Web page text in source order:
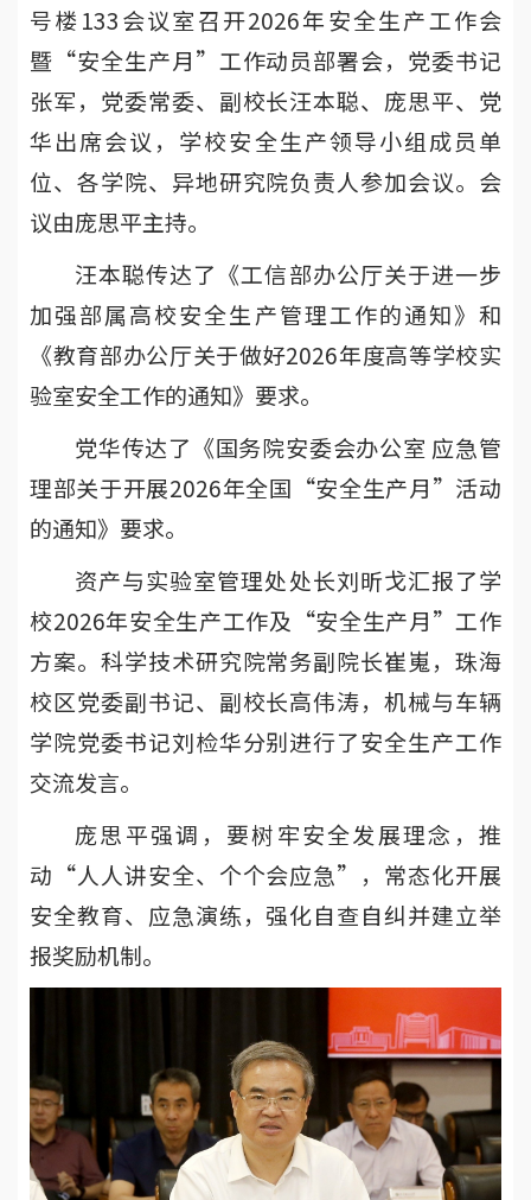
号楼133会议室召开2026年安全生产工作会
暨“安全生产月”工作动员部署会，党委书记
张军，党委常委、副校长汪本聪、庞思平、党
华出席会议，学校安全生产领导小组成员单
位、各学院、异地研究院负责人参加会议。会
议由庞思平主持。
汪本聪传达了《工信部办公厅关于进一步
加强部属高校安全生产管理工作的通知》和
《教育部办公厅关于做好2026年度高等学校实
验室安全工作的通知》要求。
党华传达了《国务院安委会办公室 应急管
理部关于开展2026年全国“安全生产月”活动
的通知》要求。
资产与实验室管理处处长刘昕戈汇报了学
校2026年安全生产工作及“安全生产月”工作
方案。科学技术研究院常务副院长崔嵬，珠海
校区党委副书记、副校长高伟涛，机械与车辆
学院党委书记刘检华分别进行了安全生产工作
交流发言。
庞思平强调，要树牢安全发展理念，推
动“人人讲安全、个个会应急”，常态化开展
安全教育、应急演练，强化自查自纠并建立举
报奖励机制。